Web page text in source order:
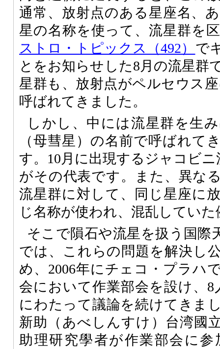
通常、放射点のある星座名、
星の名称を使って、流星群を
ストロ・トピックス（492） で
とをお知らせした8月の流星群
星群も、放射点がペルセウス座
呼ばれてきました。
しかし、中には流星群を生
（母彗星）の名前で呼ばれて
す。10月に出現するジャコビニ
がその代表です。また、異な
流星群に対して、同じ星座に
じ名称が使われ、混乱してい
そこで隕石や流星を扱う国際
では、これらの問題を解決し
め、2006年にチェコ・プラハ
会において作業部会を設け、8
にわたって議論を続けてきま
新助（あべしんすけ）台湾國
助理研究學者が作業部会に